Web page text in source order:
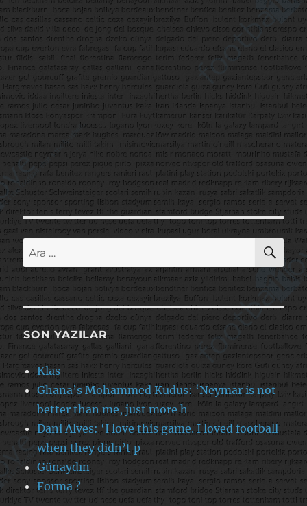
Ara:
SON YAZILAR
Klas
Ghana’s Mohammed Kudus: ‘Neymar is not
better than me, just more h
Dani Alves: ‘I love this game. I loved football
when they didn’t p
Günaydın
Forma ?